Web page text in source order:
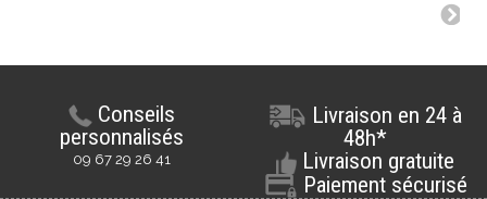
Conseils
personnalisés
09 67 29 26 41
Livraison en 24 à
48h*
Livraison gratuite
Paiement sécurisé